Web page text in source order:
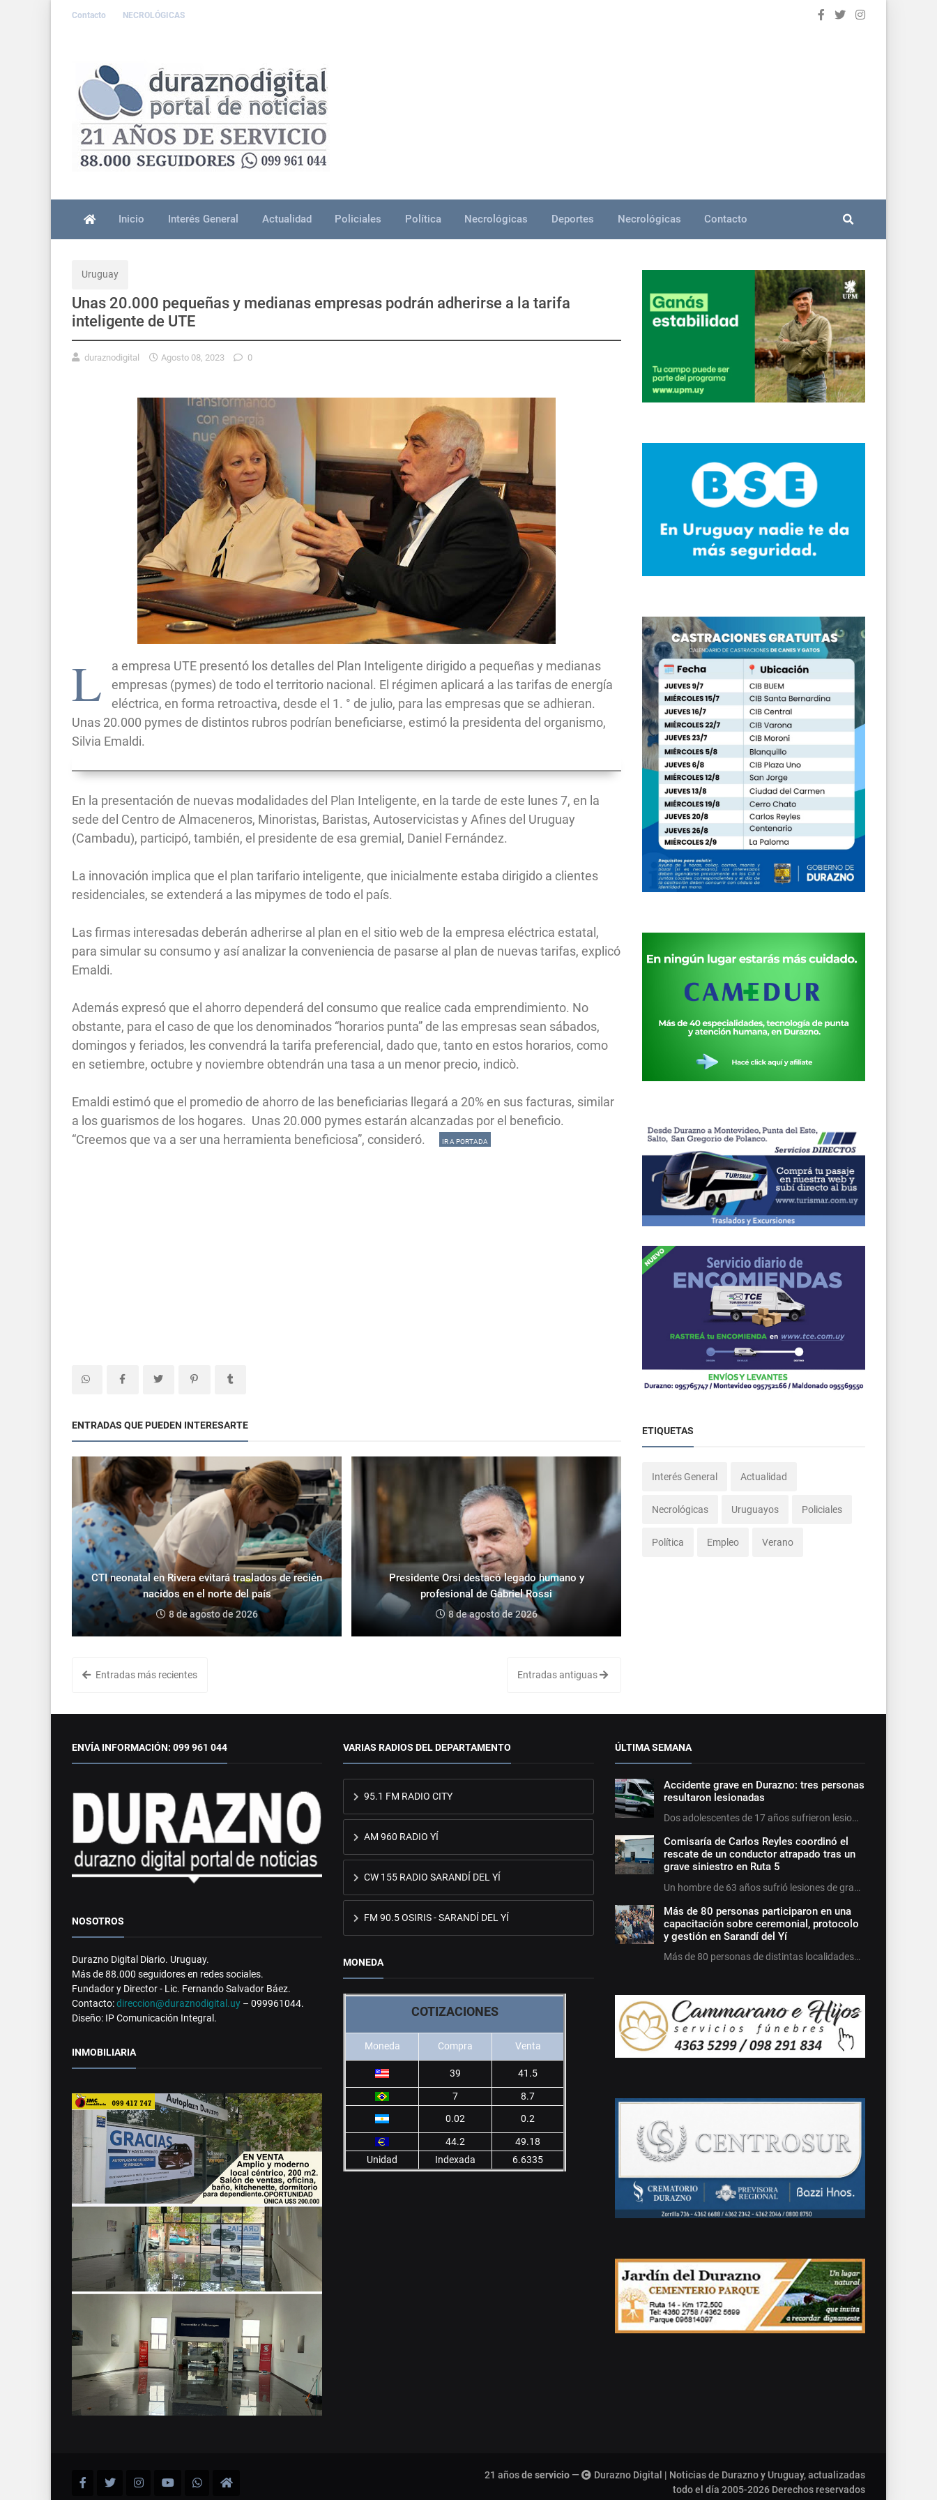
Contacto NECROLÓGICAS
Inicio Interés General Actualidad Policiales Política Necrológicas Deportes Necrológicas Contacto
Uruguay
Unas 20.000 pequeñas y medianas empresas podrán adherirse a la tarifa
inteligente de UTE
duraznodigital Agosto 08, 2023 0
L
a empresa UTE presentó los detalles del Plan Inteligente dirigido a pequeñas y medianas
empresas (pymes) de todo el territorio nacional. El régimen aplicará a las tarifas de energía
eléctrica, en forma retroactiva, desde el 1. ° de julio, para las empresas que se adhieran.
Unas 20.000 pymes de distintos rubros podrían beneficiarse, estimó la presidenta del organismo,
Silvia Emaldi.
En la presentación de nuevas modalidades del Plan Inteligente, en la tarde de este lunes 7, en la
sede del Centro de Almaceneros, Minoristas, Baristas, Autoservicistas y Afines del Uruguay
(Cambadu), participó, también, el presidente de esa gremial, Daniel Fernández.
La innovación implica que el plan tarifario inteligente, que inicialmente estaba dirigido a clientes
residenciales, se extenderá a las mipymes de todo el país.
Las firmas interesadas deberán adherirse al plan en el sitio web de la empresa eléctrica estatal,
para simular su consumo y así analizar la conveniencia de pasarse al plan de nuevas tarifas, explicó
Emaldi.
Además expresó que el ahorro dependerá del consumo que realice cada emprendimiento. No
obstante, para el caso de que los denominados “horarios punta” de las empresas sean sábados,
domingos y feriados, les convendrá la tarifa preferencial, dado que, tanto en estos horarios, como
en setiembre, octubre y noviembre obtendrán una tasa a un menor precio, indicò.
Emaldi estimó que el promedio de ahorro de las beneficiarias llegará a 20% en sus facturas, similar
a los guarismos de los hogares. Unas 20.000 pymes estarán alcanzadas por el beneficio.
“Creemos que va a ser una herramienta beneficiosa”, consideró.
IR A PORTADA
ENTRADAS QUE PUEDEN INTERESARTE
CTI neonatal en Rivera evitará traslados de recién
nacidos en el norte del país
8 de agosto de 2026
Presidente Orsi destacó legado humano y
profesional de Gabriel Rossi
8 de agosto de 2026
Entradas más recientes Entradas antiguas
ETIQUETAS
Interés General Actualidad
Necrológicas Uruguayos Policiales
Política Empleo Verano
ENVÍA INFORMACIÓN: 099 961 044
NOSOTROS
Durazno Digital Diario. Uruguay.
Más de 88.000 seguidores en redes sociales.
Fundador y Director - Lic. Fernando Salvador Báez.
Contacto:direccion@duraznodigital.uy – 099961044.
Diseño: IP Comunicación Integral.
INMOBILIARIA
VARIAS RADIOS DEL DEPARTAMENTO
95.1 FM RADIO CITY
AM 960 RADIO YÍ
CW 155 RADIO SARANDÍ DEL YÍ
FM 90.5 OSIRIS - SARANDÍ DEL YÍ
MONEDA
COTIZACIONES
Moneda Compra Venta
39 41.5
7
8.7
0.02
0.2
44.2
49.18
Unidad
Indexada 6.6335
ÚLTIMA SEMANA
Accidente grave en Durazno: tres personas
resultaron lesionadas
Dos adolescentes de 17 años sufrieron lesio…
Comisaría de Carlos Reyles coordinó el
rescate de un conductor atrapado tras un
grave siniestro en Ruta 5
Un hombre de 63 años sufrió lesiones de gra…
Más de 80 personas participaron en una
capacitación sobre ceremonial, protocolo
y gestión en Sarandí del Yí
Más de 80 personas de distintas localidades…
21 añosde servicio —
Durazno Digital | Noticias de Durazno y Uruguay, actualizadas
todo el día 2005-2026 Derechos reservados